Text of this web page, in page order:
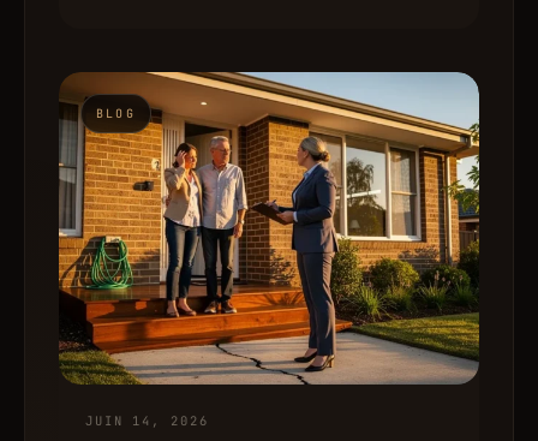
BLOG
JUIN 14, 2026